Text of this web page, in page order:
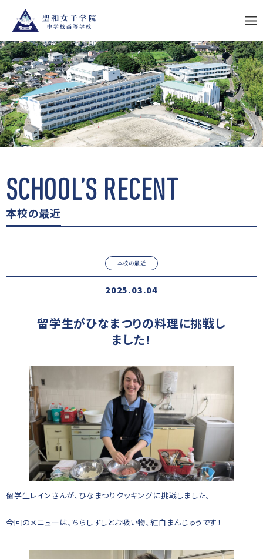
t
o
c
o
n
t
e
n
t
SCHOOL’S RECENT
本校の最近
本校の最近
2025.03.04
留学生がひなまつりの料理に挑戦し
ました！
留学生レインさんが、ひなまつりクッキングに挑戦しました。
今回のメニューは、ちらしずしとお吸い物、紅白まんじゅうです！